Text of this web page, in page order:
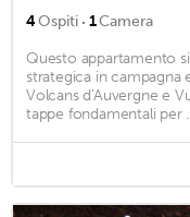
4Ospiti · 1Camera
Questo appartamento
strategica in campagna
Volcans d'Auvergne e
tappe fondamentali per